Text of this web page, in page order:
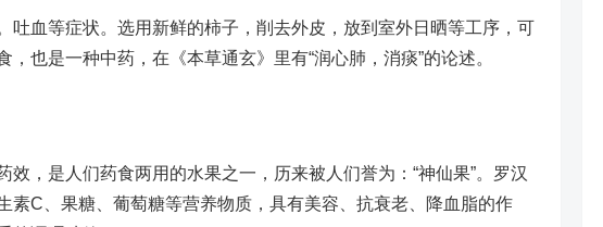
吐血等症状。选用新鲜的柿子，削去外皮，放到室外日晒等工序，可
也是一种中药，在《本草通玄》里有“润心肺，消痰”的论述。
，是人们药食两用的水果之一，历来被人们誉为：“神仙果”。罗汉
素C、果糖、葡萄糖等营养物质，具有美容、抗衰老、降血脂的作